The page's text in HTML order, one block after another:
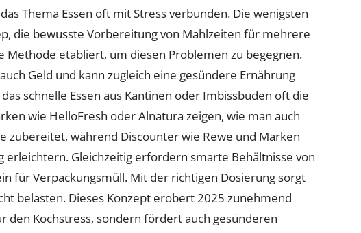
Thema Essen oft mit Stress verbunden. Die wenigsten
die bewusste Vorbereitung von Mahlzeiten für mehrere
Methode etabliert, um diesen Problemen zu begegnen.
Geld und kann zugleich eine gesündere Ernährung
schnelle Essen aus Kantinen oder Imbissbuden oft die
wie HelloFresh oder Alnatura zeigen, wie man auch
während Discounter wie Rewe und Marken
Gleichzeitig erfordern smarte Behältnisse von
für Verpackungsmüll. Mit der richtigen Dosierung sorgt
belasten. Dieses Konzept erobert 2025 zunehmend
den Kochstress, sondern fördert auch gesünderen